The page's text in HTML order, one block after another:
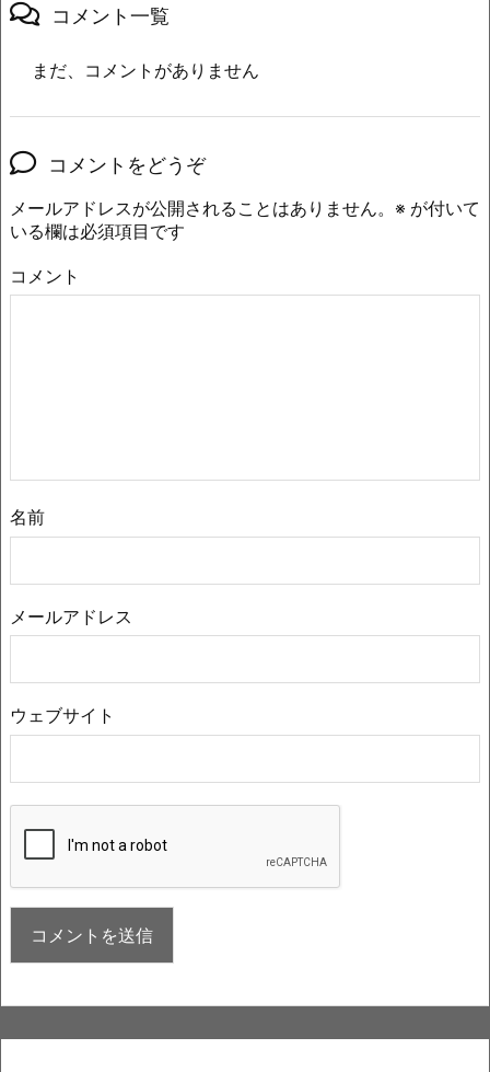
コメント一覧
まだ、コメントがありません
コメントをどうぞ
メールアドレスが公開されることはありません。 ※ が付いて
いる欄は必須項目です
コメント
名前
メールアドレス
ウェブサイト